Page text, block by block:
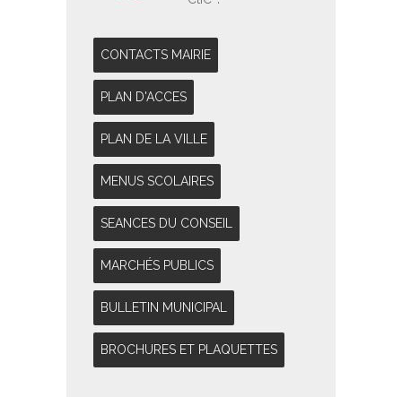
CONTACTS MAIRIE
PLAN D'ACCES
PLAN DE LA VILLE
MENUS SCOLAIRES
SEANCES DU CONSEIL
MARCHÉS PUBLICS
BULLETIN MUNICIPAL
BROCHURES ET PLAQUETTES